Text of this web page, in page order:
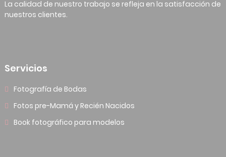
La calidad de nuestro trabajo se refleja en la satisfacción de
nuestros clientes.
Servicios
Fotografía de Bodas
Fotos pre-Mamá y Recién Nacidos
Book fotográfico para modelos